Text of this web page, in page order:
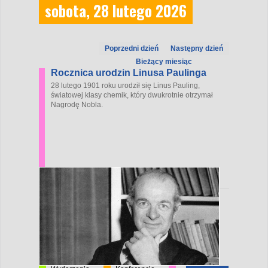
sobota, 28 lutego 2026
Poprzedni dzień
Następny dzień
Bieżący miesiąc
Rocznica urodzin Linusa Paulinga
28 lutego 1901 roku urodził się Linus Pauling,
światowej klasy chemik, który dwukrotnie otrzymał
Nagrodę Nobla.